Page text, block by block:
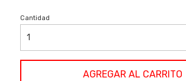
Cantidad
AGREGAR AL CARRITO